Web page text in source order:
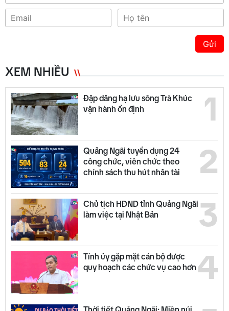
Gửi
XEM NHIỀU
1
Đập dâng hạ lưu sông Trà Khúc
vận hành ổn định
2
Quảng Ngãi tuyển dụng 24
công chức, viên chức theo
chính sách thu hút nhân tài
3
Chủ tịch HĐND tỉnh Quảng Ngãi
làm việc tại Nhật Bản
4
Tỉnh ủy gặp mặt cán bộ được
quy hoạch các chức vụ cao hơn